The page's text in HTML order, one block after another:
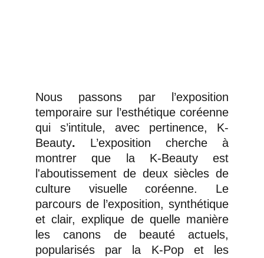
Nous passons par l’exposition
temporaire sur l’esthétique coréenne
qui s’intitule, avec pertinence, K-
Beauty. L’exposition cherche à
montrer que la K-Beauty est
l'aboutissement de deux siècles de
culture visuelle coréenne. Le
parcours de l’exposition, synthétique
et clair, explique de quelle manière
les canons de beauté actuels,
popularisés par la K-Pop et les